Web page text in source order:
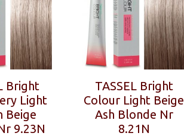
Bright
Light
Beige
9.23N
TASSEL Bright
Colour Light Beige
Ash Blonde Nr
8.21N